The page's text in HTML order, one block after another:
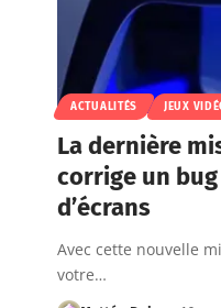
ACTUALITÉS JEUX
La dernière
corrige un
d’écrans
Avec cette nouvelle
votre…